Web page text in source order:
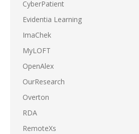
CyberPatient
Evidentia Learning
ImaChek
MyLOFT
OpenAlex
OurResearch
Overton
RDA
RemoteXs